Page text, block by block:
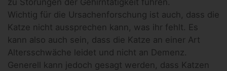
zu Störungen der Gehirntätigkeit führen.
Wichtig für die Ursachenforschung ist auch, dass die
Katze nicht aussprechen kann, was ihr fehlt. Es
kann also auch sein, dass die Katze an einer Art
Altersschwäche leidet und nicht an Demenz.
Generell kann jedoch gesagt werden, dass Katzen